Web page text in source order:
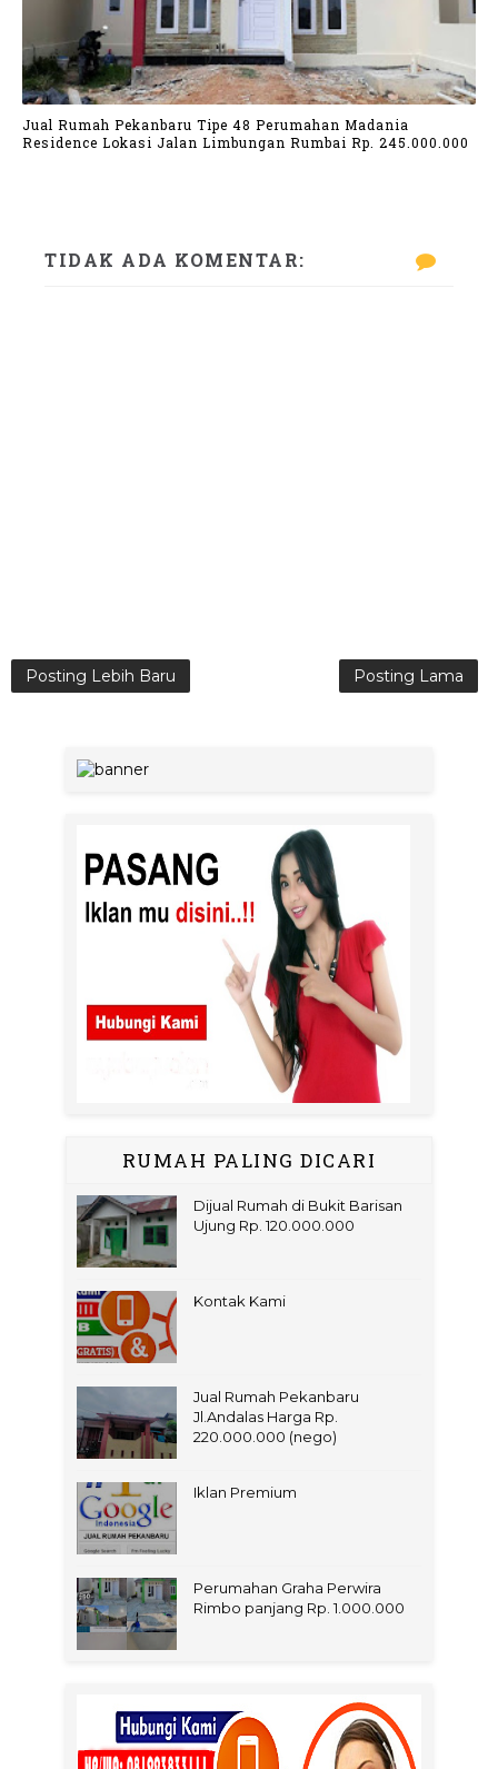
Jual Rumah Pekanbaru Tipe 48 Perumahan Madania
Residence Lokasi Jalan Limbungan Rumbai Rp. 245.000.000
TIDAK ADA KOMENTAR:
Posting Lebih Baru Posting Lama
RUMAH PALING DICARI
Dijual Rumah di Bukit Barisan
Ujung Rp. 120.000.000
Kontak Kami
Jual Rumah Pekanbaru
Jl.Andalas Harga Rp.
220.000.000 (nego)
Iklan Premium
Perumahan Graha Perwira
Rimbo panjang Rp. 1.000.000